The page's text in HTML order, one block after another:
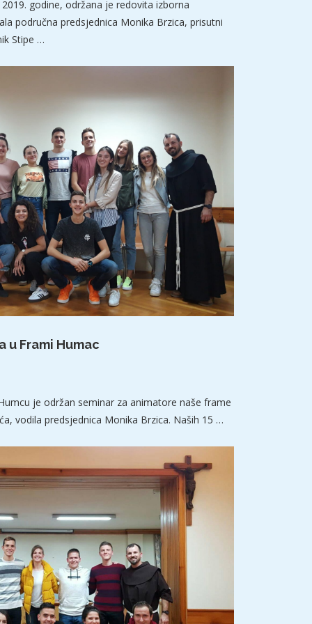
godine, održana je redovita izborna
područna predsjednica Monika Brzica, prisutni
Stipe …
u Frami Humac
je održan seminar za animatore naše frame
vodila predsjednica Monika Brzica. Naših 15 …